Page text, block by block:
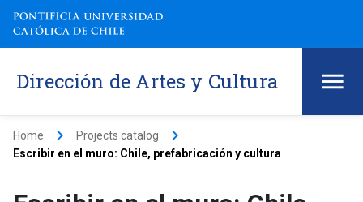
Dirección de Artes y Cultura
Home keyboard_arrow_right Projects catalog keyboard_arrow_right
Escribir en el muro: Chile, prefabricación y cultura